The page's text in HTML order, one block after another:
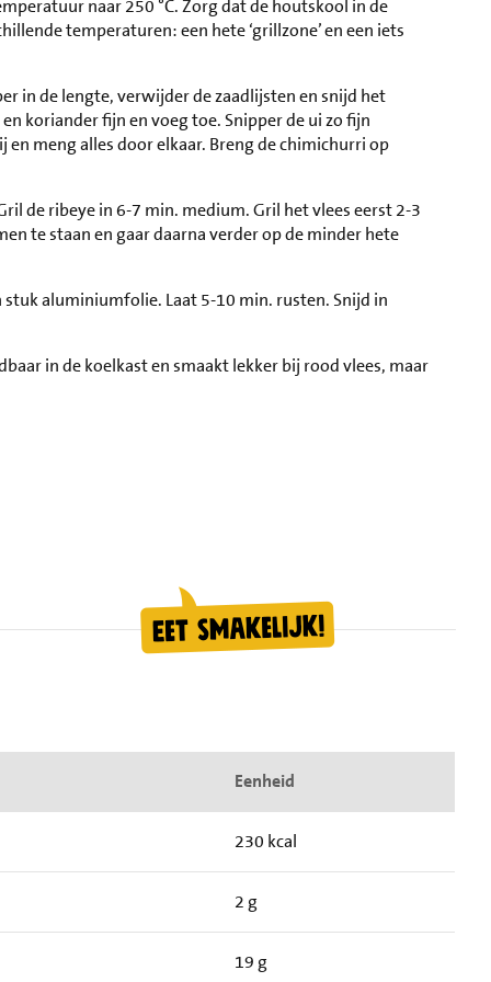
naar 250 °C. Zorg dat de houtskool in de
temperaturen: een hete ‘grillzone’ en een iets
in de lengte, verwijder de zaadlijsten en snijd het
koriander fijn en voeg toe. Snipper de ui zo fijn
meng alles door elkaar. Breng de chimichurri op
de ribeye in 6-7 min. medium. Gril het vlees eerst 2-3
te staan en gaar daarna verder op de minder hete
stuk aluminiumfolie. Laat 5-10 min. rusten. Snijd in
in de koelkast en smaakt lekker bij rood vlees, maar
Eenheid
230 kcal
2 g
19 g